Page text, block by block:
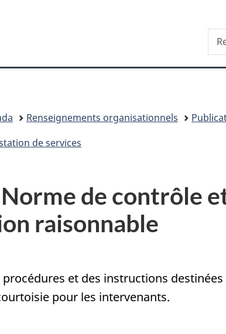
sujet
HTML
Renseignements organisationnels
de services
de contrôle
raisonnable
et des instructions destinées
pour les intervenants.